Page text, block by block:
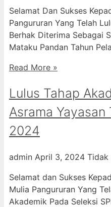
Selamat Dan Sukses
Pangururan Yang Telah
Berhak Diterima Sebagai
Mataku Pandan Tahun
Read More »
Lulus Tahap
Asrama
2024
admin April 3, 2024 Tidak
Selamat dan Sukses
Mulia Pangururan Yang
Akademik Pada Seleksi